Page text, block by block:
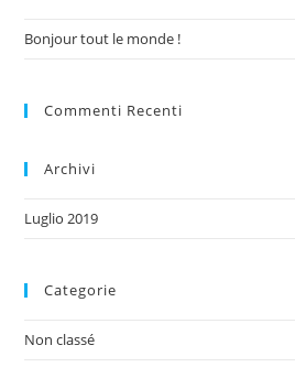
Bonjour tout le monde !
Commenti Recenti
Archivi
Luglio 2019
Categorie
Non classé